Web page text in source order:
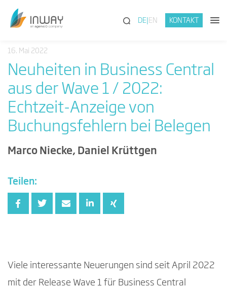
(SUCHE)
DE EN KONTAKT
16. Mai 2022
Neuheiten in Business Central
aus der Wave 1 / 2022:
Echtzeit-Anzeige von
Buchungsfehlern bei Belegen
Marco Niecke, Daniel Krüttgen
Teilen:
Viele interessante Neuerungen sind seit April 2022
mit der Release Wave 1 für Business Central